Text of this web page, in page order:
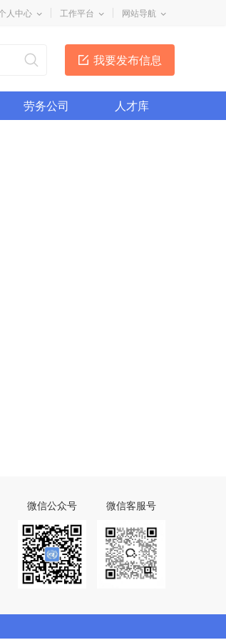
人中心 工作平台 网站导航
我要发布信息
劳务公司 人才库
微信公众号 微信客服号